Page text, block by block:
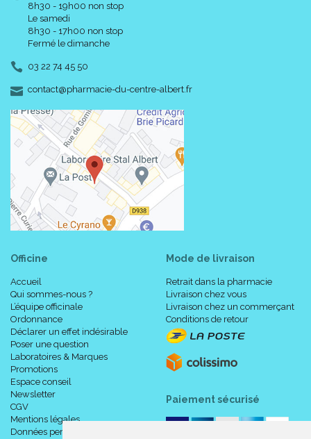
8h30 - 19h00 non stop
Le samedi
8h30 - 17h00 non stop
Fermé le dimanche
03 22 74 45 50
contact-
@-
pharmacie-du-centre-albert.fr
Officine
Accueil
Qui sommes-nous ?
L’équipe officinale
Ordonnance
Déclarer un effet indésirable
Poser une question
Laboratoires & Marques
Promotions
Espace conseil
Newsletter
CGV
Mentions légales
Données personnelles
Mode de livraison
Retrait dans la pharmacie
Livraison chez vous
Livraison chez un commerçant
Conditions de retour
Paiement sécurisé